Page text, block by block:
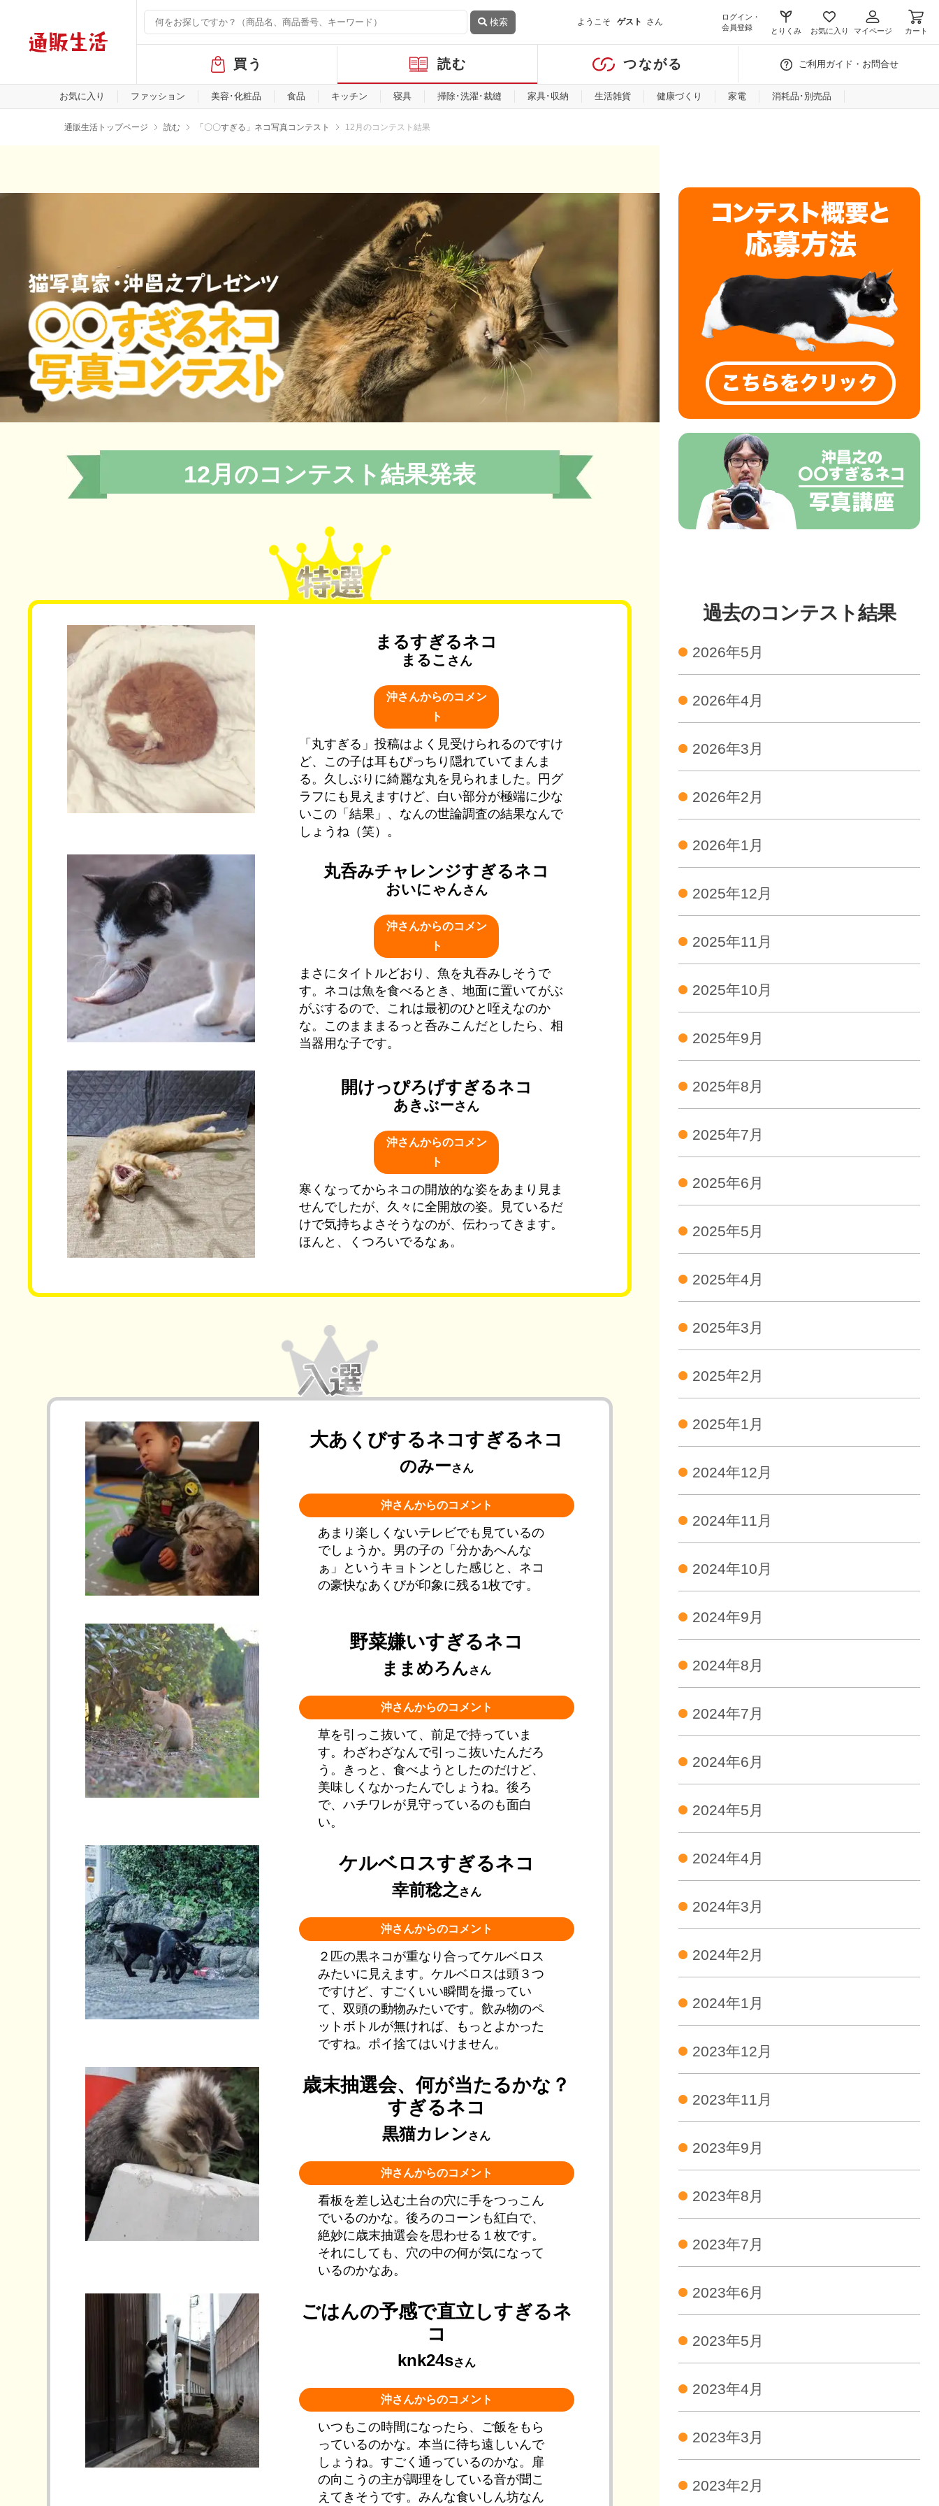
検索 ようこそ ゲスト さん
ログイン・
会員登録
とりくみ お気に入り マイページ カート
バ
ル
メ
買う 読む つながる ご利用ガイド・お問合せ
お気に入り ファッション 美容･化粧品 食品 キッチン 寝具 掃除･洗濯･裁縫 家具･収納 生活雑貨 健康づくり 家電 消耗品･別売品
通販生活トップページ 読む 「〇〇すぎる」ネコ写真コンテスト 12月のコンテスト結果
12月のコンテスト結果発表
まるすぎるネコ
まるこ さん
沖さんからのコメン
ト
「丸すぎる」投稿はよく見受けられるのですけ
ど、この子は耳もぴっちり隠れていてまんま
る。久しぶりに綺麗な丸を見られました。円グ
ラフにも見えますけど、白い部分が極端に少な
いこの「結果」、なんの世論調査の結果なんで
しょうね（笑）。
丸呑みチャレンジすぎるネコ
おいにゃんさん
沖さんからのコメン
ト
まさにタイトルどおり、魚を丸吞みしそうで
す。ネコは魚を食べるとき、地面に置いてがぶ
がぶするので、これは最初のひと咥えなのか
な。このまままるっと呑みこんだとしたら、相
当器用な子です。
開けっぴろげすぎるネコ
あきぶーさん
沖さんからのコメン
ト
寒くなってからネコの開放的な姿をあまり見ま
せんでしたが、久々に全開放の姿。見ているだ
けで気持ちよさそうなのが、伝わってきます。
ほんと、くつろいでるなぁ。
大あくびするネコすぎるネコ
のみーさん
沖さんからのコメント
あまり楽しくないテレビでも見ているの
でしょうか。男の子の「分かあへんな
ぁ」というキョトンとした感じと、ネコ
の豪快なあくびが印象に残る1枚です。
野菜嫌いすぎるネコ
ままめろんさん
沖さんからのコメント
草を引っこ抜いて、前足で持っていま
す。わざわざなんで引っこ抜いたんだろ
う。きっと、食べようとしたのだけど、
美味しくなかったんでしょうね。後ろ
で、ハチワレが見守っているのも面白
い。
ケルベロスすぎるネコ
幸前稔之 さん
沖さんからのコメント
２匹の黒ネコが重なり合ってケルベロス
みたいに見えます。ケルベロスは頭３つ
ですけど、すごくいい瞬間を撮ってい
て、双頭の動物みたいです。飲み物のペ
ットボトルが無ければ、もっとよかった
ですね。ポイ捨てはいけません。
歳末抽選会、何が当たるかな？
すぎるネコ
黒猫カレン さん
沖さんからのコメント
看板を差し込む土台の穴に手をつっこん
でいるのかな。後ろのコーンも紅白で、
絶妙に歳末抽選会を思わせる１枚です。
それにしても、穴の中の何が気になって
いるのかなあ。
ごはんの予感で直立しすぎるネ
コ
knk24sさん
沖さんからのコメント
いつもこの時間になったら、ご飯をもら
っているのかな。本当に待ち遠しいんで
しょうね。すごく通っているのかな。扉
の向こうの主が調理をしている音が聞こ
えてきそうです。みんな食いしん坊なん
過去のコンテスト結果
2026年5月
2026年4月
2026年3月
2026年2月
2026年1月
2025年12月
2025年11月
2025年10月
2025年9月
2025年8月
2025年7月
2025年6月
2025年5月
2025年4月
2025年3月
2025年2月
2025年1月
2024年12月
2024年11月
2024年10月
2024年9月
2024年8月
2024年7月
2024年6月
2024年5月
2024年4月
2024年3月
2024年2月
2024年1月
2023年12月
2023年11月
2023年9月
2023年8月
2023年7月
2023年6月
2023年5月
2023年4月
2023年3月
2023年2月